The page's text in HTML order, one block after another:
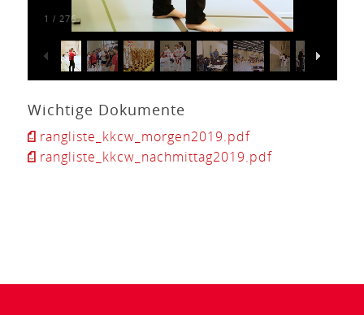
1 / 276
Wichtige Dokumente
rangliste_kkcw_morgen2019.pdf
rangliste_kkcw_nachmittag2019.pdf